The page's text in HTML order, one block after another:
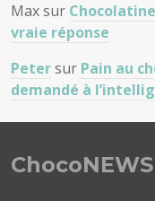
Maxsur
vraie réponse
Petersur Pain au
demandé à
ChocoNEWS